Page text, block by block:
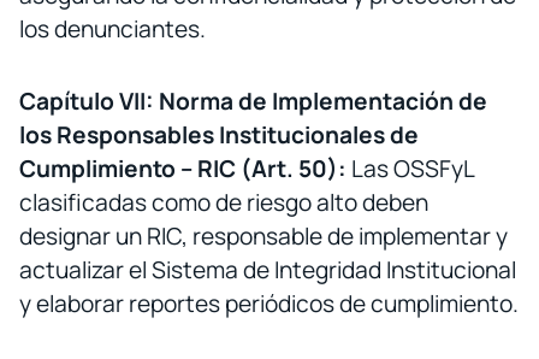
los denunciantes.
Capítulo VII: Norma de Implementación de
los Responsables Institucionales de
Cumplimiento – RIC (Art. 50): Las OSSFyL
clasificadas como de riesgo alto deben
designar un RIC, responsable de implementar y
actualizar el Sistema de Integridad Institucional
y elaborar reportes periódicos de cumplimiento.